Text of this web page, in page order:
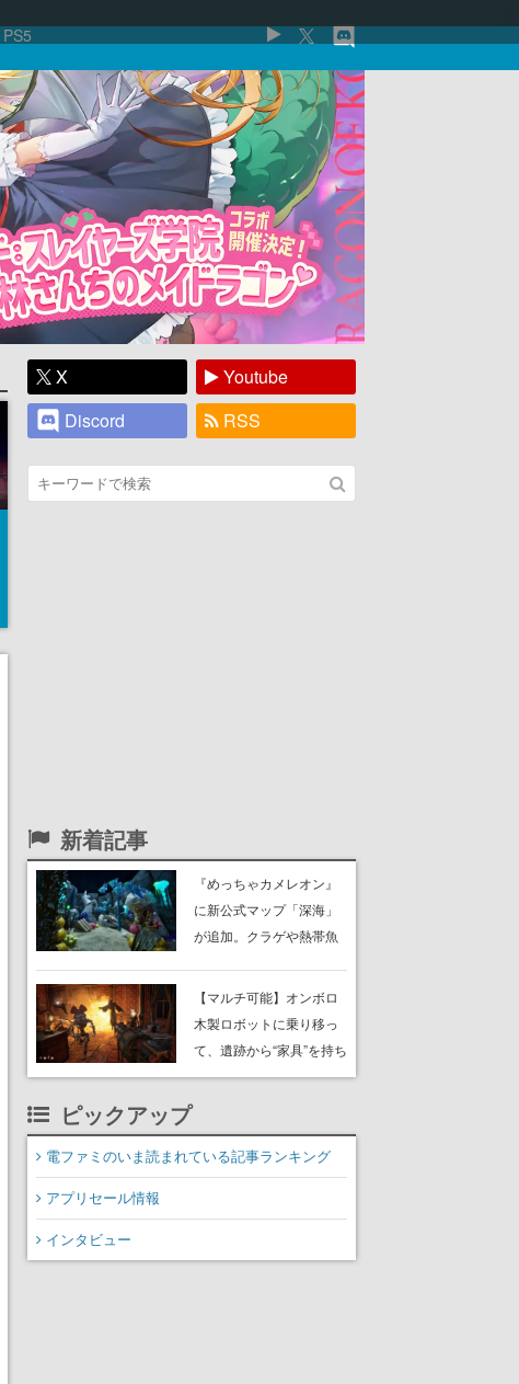
PS5
X
Youtube
Discord
RSS
新着記事
『めっちゃカメレオン』
に新公式マップ「深海」
が追加。クラゲや熱帯魚
や大きな貝も
【マルチ可能】オンボロ
木製ロボットに乗り移っ
て、遺跡から“家具”を持ち
帰るホラーアクションゲ
売。迫る“腐敗”から逃げ延
び、持ち帰った家具で基
ピックアップ
電ファミのいま読まれている記事ランキング
アプリセール情報
インタビュー